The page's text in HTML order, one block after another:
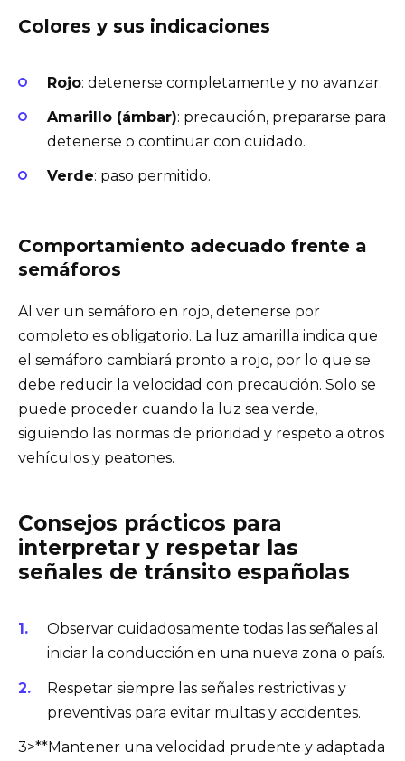
Colores y sus indicaciones
Rojo: detenerse completamente y no avanzar.
Amarillo (ámbar): precaución, prepararse para
detenerse o continuar con cuidado.
Verde: paso permitido.
Comportamiento adecuado frente a
semáforos
Al ver un semáforo en rojo, detenerse por
completo es obligatorio. La luz amarilla indica que
el semáforo cambiará pronto a rojo, por lo que se
debe reducir la velocidad con precaución. Solo se
puede proceder cuando la luz sea verde,
siguiendo las normas de prioridad y respeto a otros
vehículos y peatones.
Consejos prácticos para
interpretar y respetar las
señales de tránsito españolas
Observar cuidadosamente todas las señales al
iniciar la conducción en una nueva zona o país.
Respetar siempre las señales restrictivas y
preventivas para evitar multas y accidentes.
3>**Mantener una velocidad prudente y adaptada